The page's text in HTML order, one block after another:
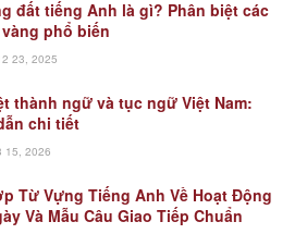
đất tiếng Anh là gì? Phân biệt các
phổ biến
23, 2025
thành ngữ và tục ngữ Việt Nam:
chi tiết
15, 2026
Từ Vựng Tiếng Anh Về Hoạt Động
Và Mẫu Câu Giao Tiếp Chuẩn